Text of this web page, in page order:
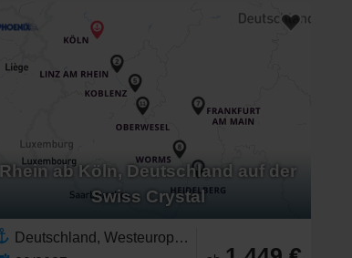
Rhein ab Köln, Deutschland auf der
Swiss Crystal
Deutschland, Westeuropa,Europäischer Fluss,Europa,Rhein,Neckar,Mosel,Main